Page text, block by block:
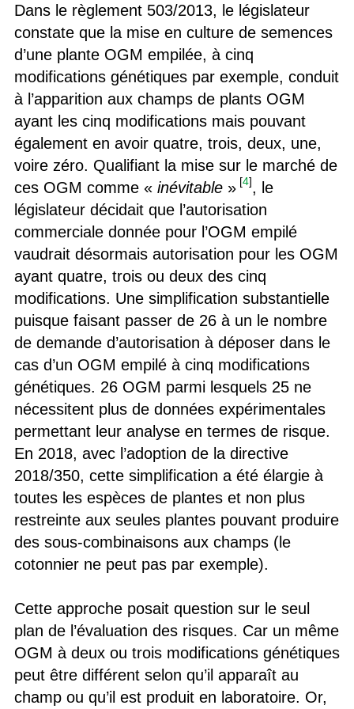
Dans le règlement 503/2013, le législateur
constate que la mise en culture de semences
d’une plante OGM empilée, à cinq
modifications génétiques par exemple, conduit
à l’apparition aux champs de plants OGM
ayant les cinq modifications mais pouvant
également en avoir quatre, trois, deux, une,
voire zéro. Qualifiant la mise sur le marché de
ces OGM comme « inévitable» [4], le
législateur décidait que l’autorisation
commerciale donnée pour l’OGM empilé
vaudrait désormais autorisation pour les OGM
ayant quatre, trois ou deux des cinq
modifications. Une simplification substantielle
puisque faisant passer de 26 à un le nombre
de demande d’autorisation à déposer dans le
cas d’un OGM empilé à cinq modifications
génétiques. 26 OGM parmi lesquels 25 ne
nécessitent plus de données expérimentales
permettant leur analyse en termes de risque.
En 2018, avec l’adoption de la directive
2018/350, cette simplification a été élargie à
toutes les espèces de plantes et non plus
restreinte aux seules plantes pouvant produire
des sous-combinaisons aux champs (le
cotonnier ne peut pas par exemple).
Cette approche posait question sur le seul
plan de l’évaluation des risques. Car un même
OGM à deux ou trois modifications génétiques
peut être différent selon qu’il apparaît au
champ ou qu’il est produit en laboratoire. Or,